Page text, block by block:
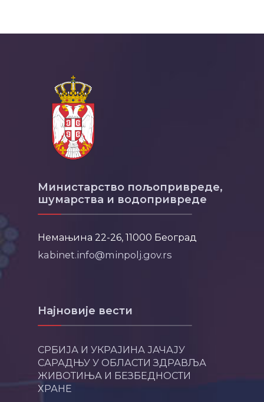
Министарство пољопривреде,
шумарства и водопривреде
Немањина 22-26, 11000 Београд
kabinet.info@minpolj.gov.rs
Најновије вести
СРБИЈА И УКРАЈИНА ЈАЧАЈУ
САРАДЊУ У ОБЛАСТИ ЗДРАВЉА
ЖИВОТИЊА И БЕЗБЕДНОСТИ
ХРАНЕ